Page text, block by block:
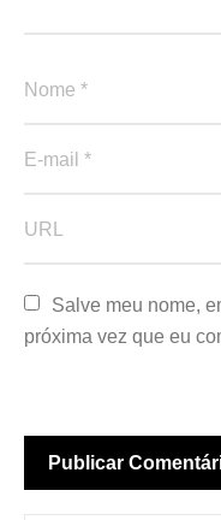
Salve meu nome,
próxima vez que eu